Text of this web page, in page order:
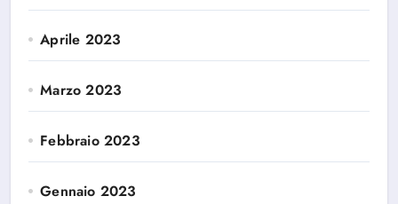
Aprile 2023
Marzo 2023
Febbraio 2023
Gennaio 2023